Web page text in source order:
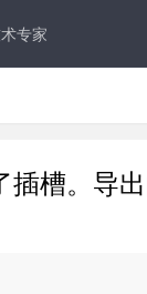
专家
槽。导